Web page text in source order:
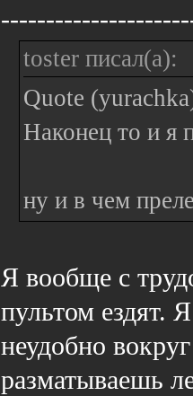
toster писал(а):
Quote
Наконец то и я
ну и в чем
Я вообще с
пультом ездят.
неудобно
разматываешь